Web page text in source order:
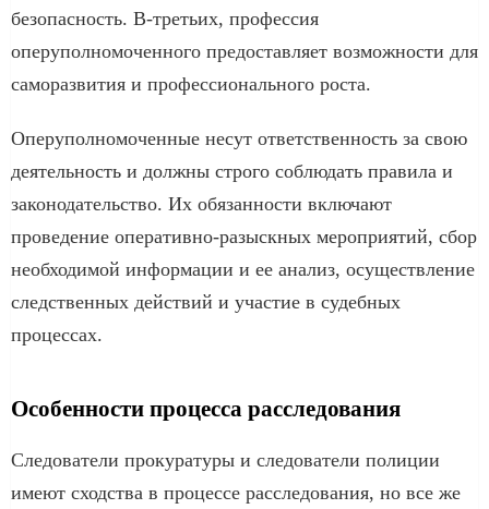
безопасность. В-третьих, профессия
оперуполномоченного предоставляет возможности для
саморазвития и профессионального роста.
Оперуполномоченные несут ответственность за свою
деятельность и должны строго соблюдать правила и
законодательство. Их обязанности включают
проведение оперативно-разыскных мероприятий, сбор
необходимой информации и ее анализ, осуществление
следственных действий и участие в судебных
процессах.
Особенности процесса расследования
Следователи прокуратуры и следователи полиции
имеют сходства в процессе расследования, но все же